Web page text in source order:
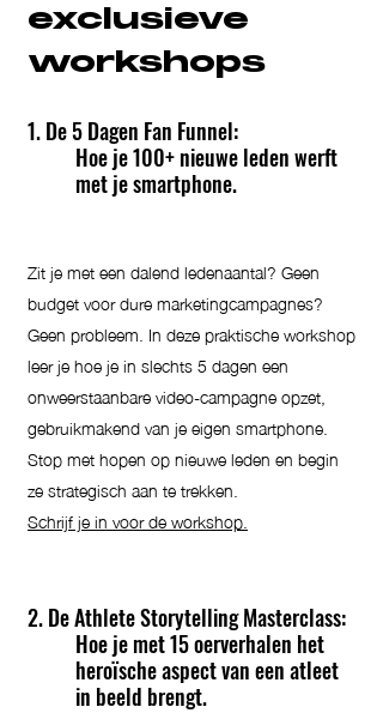
exclusieve
workshops
1. De 5 Dagen Fan Funnel:
Hoe je 100+ nieuwe leden werft
met je smartphone.
Zit je met een dalend ledenaantal? Geen
budget voor dure marketingcampagnes?
Geen probleem. In deze praktische workshop
leer je hoe je in slechts 5 dagen een
onweerstaanbare video-campagne opzet,
gebruikmakend van je eigen smartphone.
Stop met hopen op nieuwe leden en begin
ze strategisch aan te trekken.
Schrijf je in voor de workshop.
2. De Athlete Storytelling Masterclass:
Hoe je met 15 oerverhalen het
heroïsche aspect van een atleet
in beeld brengt.